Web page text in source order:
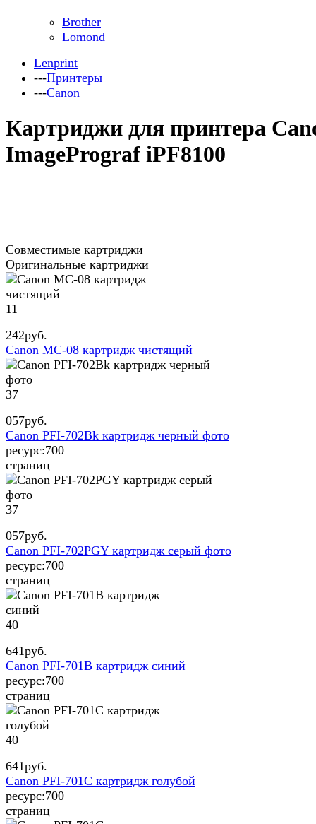
Brother
Lomond
Lenprint
---Принтеры
---Canon
Картриджи для принтера
ImagePrograf iPF8100
Совместимые картриджи
Оригинальные картриджи
11
242руб.
Canon MC-08 картридж чистящий
37
057руб.
Canon PFI-702Bk картридж черный фото
ресурс:700
страниц
37
057руб.
Canon PFI-702PGY картридж серый фото
ресурс:700
страниц
40
641руб.
Canon PFI-701B картридж синий
ресурс:700
страниц
40
641руб.
Canon PFI-701C картридж голубой
ресурс:700
страниц